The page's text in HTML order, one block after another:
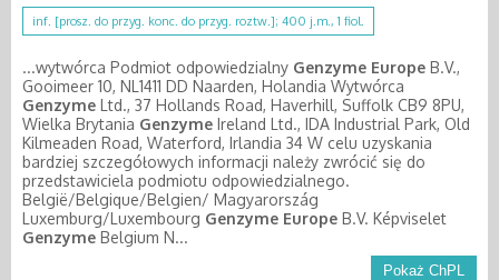
inf. [prosz. do przyg. konc. do przyg. roztw.]; 400 j.m., 1 fiol.
...wytwórca Podmiot odpowiedzialny Genzyme Europe B.V.,
Gooimeer 10, NL1411 DD Naarden, Holandia Wytwórca
Genzyme Ltd., 37 Hollands Road, Haverhill, Suffolk CB9 8PU,
Wielka Brytania Genzyme Ireland Ltd., IDA Industrial Park, Old
Kilmeaden Road, Waterford, Irlandia 34 W celu uzyskania
bardziej szczegółowych informacji należy zwrócić się do
przedstawiciela podmiotu odpowiedzialnego.
België/Belgique/Belgien/ Magyarország
Luxemburg/Luxembourg Genzyme Europe B.V. Képviselet
Genzyme Belgium N...
Pokaż ChPL